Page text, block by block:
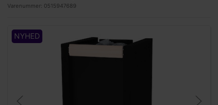
Varenummer: 0515947689
NYHED